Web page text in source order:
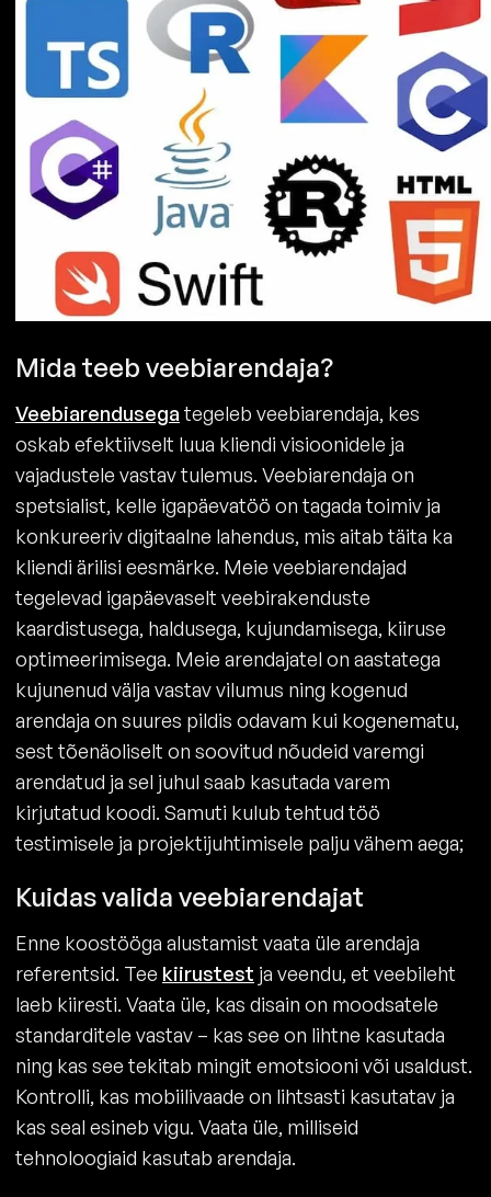
Mida teeb veebiarendaja?
Veebiarendusega tegeleb veebiarendaja, kes
oskab efektiivselt luua kliendi visioonidele ja
vajadustele vastav tulemus. Veebiarendaja on
spetsialist, kelle igapäevatöö on tagada toimiv ja
konkureeriv digitaalne lahendus, mis aitab täita ka
kliendi ärilisi eesmärke. Meie veebiarendajad
tegelevad igapäevaselt veebirakenduste
kaardistusega, haldusega, kujundamisega, kiiruse
optimeerimisega. Meie arendajatel on aastatega
kujunenud välja vastav vilumus ning kogenud
arendaja on suures pildis odavam kui kogenematu,
sest tõenäoliselt on soovitud nõudeid varemgi
arendatud ja sel juhul saab kasutada varem
kirjutatud koodi. Samuti kulub tehtud töö
testimisele ja projektijuhtimisele palju vähem aega;
Kuidas valida veebiarendajat
Enne koostööga alustamist vaata üle arendaja
referentsid. Tee kiirustest ja veendu, et veebileht
laeb kiiresti. Vaata üle, kas disain on moodsatele
standarditele vastav – kas see on lihtne kasutada
ning kas see tekitab mingit emotsiooni või usaldust.
Kontrolli, kas mobiilivaade on lihtsasti kasutatav ja
kas seal esineb vigu. Vaata üle, milliseid
tehnoloogiaid kasutab arendaja.